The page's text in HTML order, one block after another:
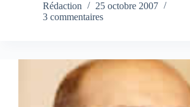
Rédaction
25 octobre 2007
3 commentaires